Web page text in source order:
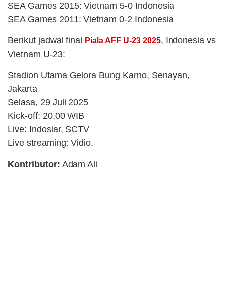
SEA Games 2015: Vietnam 5-0 Indonesia
SEA Games 2011: Vietnam 0-2 Indonesia
Berikut jadwal final Piala AFF U-23 2025, Indonesia vs
Vietnam U-23:
Stadion Utama Gelora Bung Karno, Senayan,
Jakarta
Selasa, 29 Juli 2025
Kick-off: 20.00 WIB
Live: Indosiar, SCTV
Live streaming: Vidio.
Kontributor: Adam Ali